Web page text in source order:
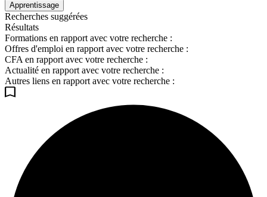
Apprentissage
Recherches suggérées
Résultats
Formations en rapport avec votre recherche :
Offres d'emploi en rapport avec votre recherche :
CFA en rapport avec votre recherche :
Actualité en rapport avec votre recherche :
Autres liens en rapport avec votre recherche :